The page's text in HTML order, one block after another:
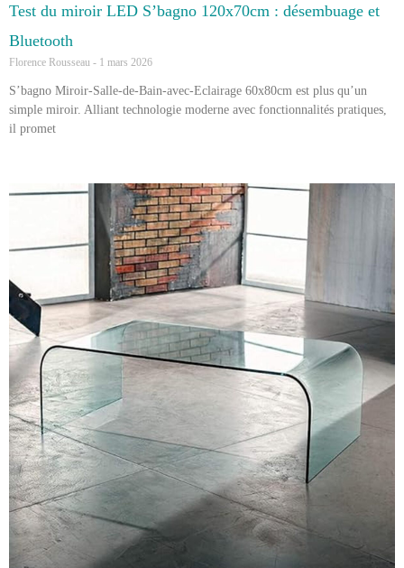
Test du miroir LED S’bagno 120x70cm : désembuage et
Bluetooth
Florence Rousseau 1 mars 2026
S’bagno Miroir-Salle-de-Bain-avec-Eclairage 60x80cm est plus qu’un
simple miroir. Alliant technologie moderne avec fonctionnalités pratiques,
il promet